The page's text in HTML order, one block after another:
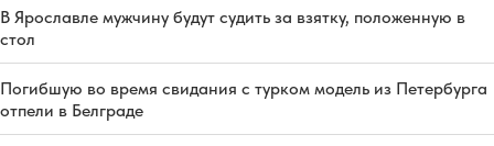
В Ярославле мужчину будут судить за взятку, положенную в
стол
Погибшую во время свидания с турком модель из Петербурга
отпели в Белграде